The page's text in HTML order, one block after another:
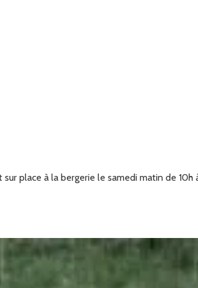
place à la bergerie le samedi matin de 10h